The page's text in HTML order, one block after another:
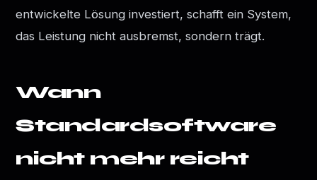
entwickelte Lösung investiert, schafft ein System,
das Leistung nicht ausbremst, sondern trägt.
Wann
Standardsoftware
nicht mehr reicht